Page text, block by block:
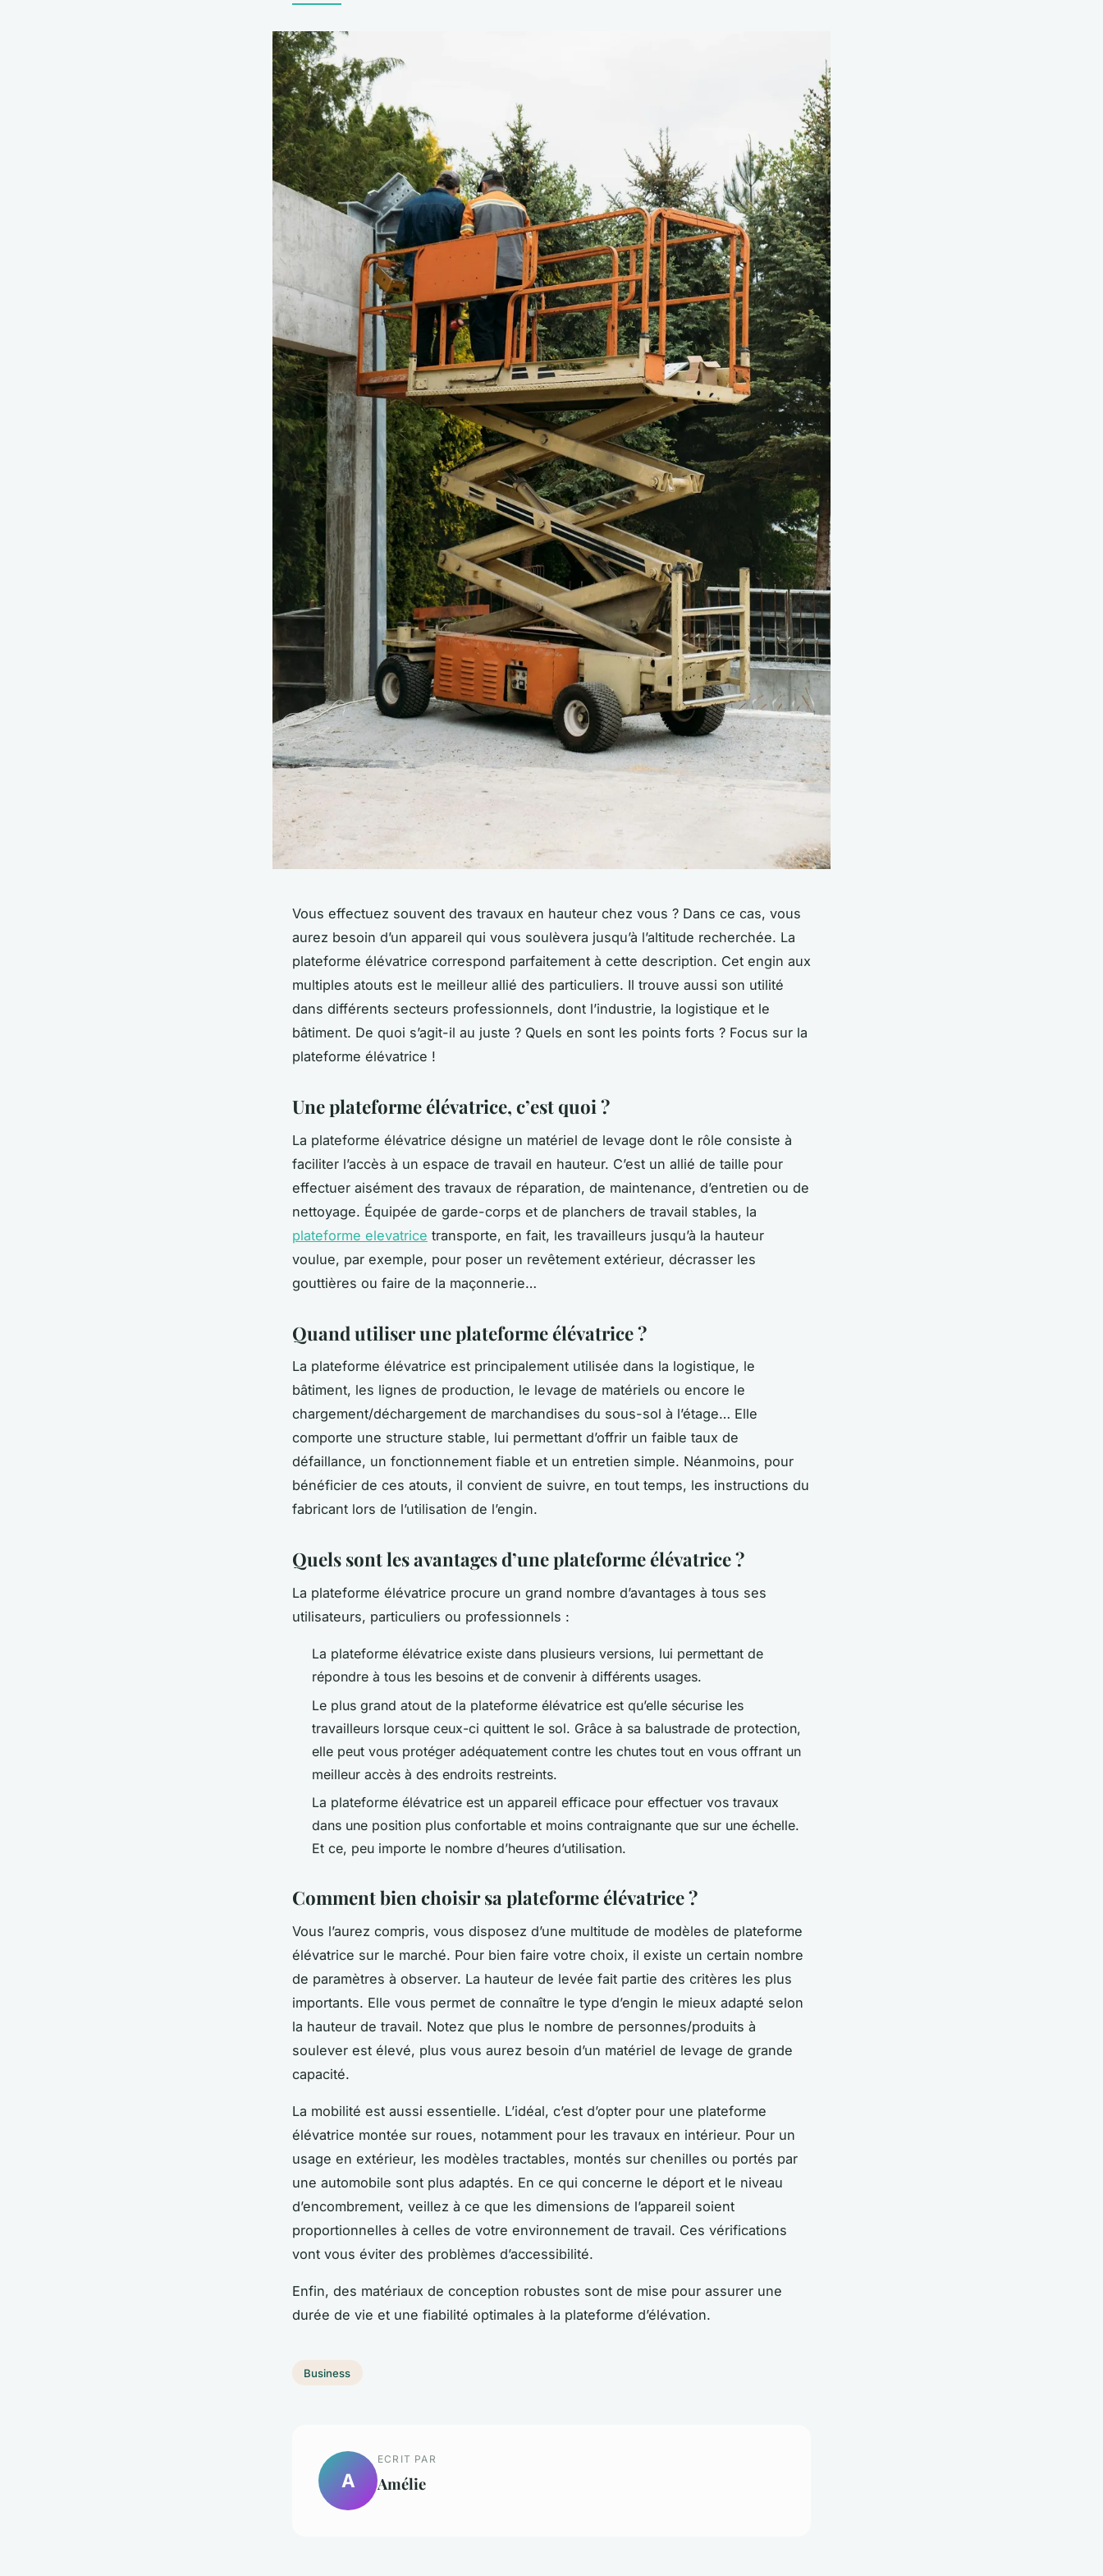
Vous effectuez souvent des travaux en hauteur chez vous ? Dans ce cas, vous
aurez besoin d’un appareil qui vous soulèvera jusqu’à l’altitude recherchée. La
plateforme élévatrice correspond parfaitement à cette description. Cet engin aux
multiples atouts est le meilleur allié des particuliers. Il trouve aussi son utilité
dans différents secteurs professionnels, dont l’industrie, la logistique et le
bâtiment. De quoi s’agit-il au juste ? Quels en sont les points forts ? Focus sur la
plateforme élévatrice !
Une plateforme élévatrice, c’est quoi ?
La plateforme élévatrice désigne un matériel de levage dont le rôle consiste à
faciliter l’accès à un espace de travail en hauteur. C’est un allié de taille pour
effectuer aisément des travaux de réparation, de maintenance, d’entretien ou de
nettoyage. Équipée de garde-corps et de planchers de travail stables, la
plateforme elevatrice transporte, en fait, les travailleurs jusqu’à la hauteur
voulue, par exemple, pour poser un revêtement extérieur, décrasser les
gouttières ou faire de la maçonnerie…
Quand utiliser une plateforme élévatrice ?
La plateforme élévatrice est principalement utilisée dans la logistique, le
bâtiment, les lignes de production, le levage de matériels ou encore le
chargement/déchargement de marchandises du sous-sol à l’étage… Elle
comporte une structure stable, lui permettant d’offrir un faible taux de
défaillance, un fonctionnement fiable et un entretien simple. Néanmoins, pour
bénéficier de ces atouts, il convient de suivre, en tout temps, les instructions du
fabricant lors de l’utilisation de l’engin.
Quels sont les avantages d’une plateforme élévatrice ?
La plateforme élévatrice procure un grand nombre d’avantages à tous ses
utilisateurs, particuliers ou professionnels :
La plateforme élévatrice existe dans plusieurs versions, lui permettant de
répondre à tous les besoins et de convenir à différents usages.
Le plus grand atout de la plateforme élévatrice est qu’elle sécurise les
travailleurs lorsque ceux-ci quittent le sol. Grâce à sa balustrade de protection,
elle peut vous protéger adéquatement contre les chutes tout en vous offrant un
meilleur accès à des endroits restreints.
La plateforme élévatrice est un appareil efficace pour effectuer vos travaux
dans une position plus confortable et moins contraignante que sur une échelle.
Et ce, peu importe le nombre d’heures d’utilisation.
Comment bien choisir sa plateforme élévatrice ?
Vous l’aurez compris, vous disposez d’une multitude de modèles de plateforme
élévatrice sur le marché. Pour bien faire votre choix, il existe un certain nombre
de paramètres à observer. La hauteur de levée fait partie des critères les plus
importants. Elle vous permet de connaître le type d’engin le mieux adapté selon
la hauteur de travail. Notez que plus le nombre de personnes/produits à
soulever est élevé, plus vous aurez besoin d’un matériel de levage de grande
capacité.
La mobilité est aussi essentielle. L’idéal, c’est d’opter pour une plateforme
élévatrice montée sur roues, notamment pour les travaux en intérieur. Pour un
usage en extérieur, les modèles tractables, montés sur chenilles ou portés par
une automobile sont plus adaptés. En ce qui concerne le déport et le niveau
d’encombrement, veillez à ce que les dimensions de l’appareil soient
proportionnelles à celles de votre environnement de travail. Ces vérifications
vont vous éviter des problèmes d’accessibilité.
Enfin, des matériaux de conception robustes sont de mise pour assurer une
durée de vie et une fiabilité optimales à la plateforme d’élévation.
Business
A
ECRIT PAR
Amélie